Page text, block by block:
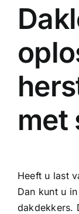
met
Heeft u last
Dan kunt u
dakdekkers.